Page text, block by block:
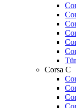
Corsa C